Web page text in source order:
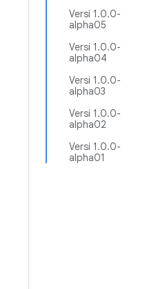
Versi 1.0.0-
alpha05
Versi 1.0.0-
alpha04
Versi 1.0.0-
alpha03
Versi 1.0.0-
alpha02
Versi 1.0.0-
alpha01